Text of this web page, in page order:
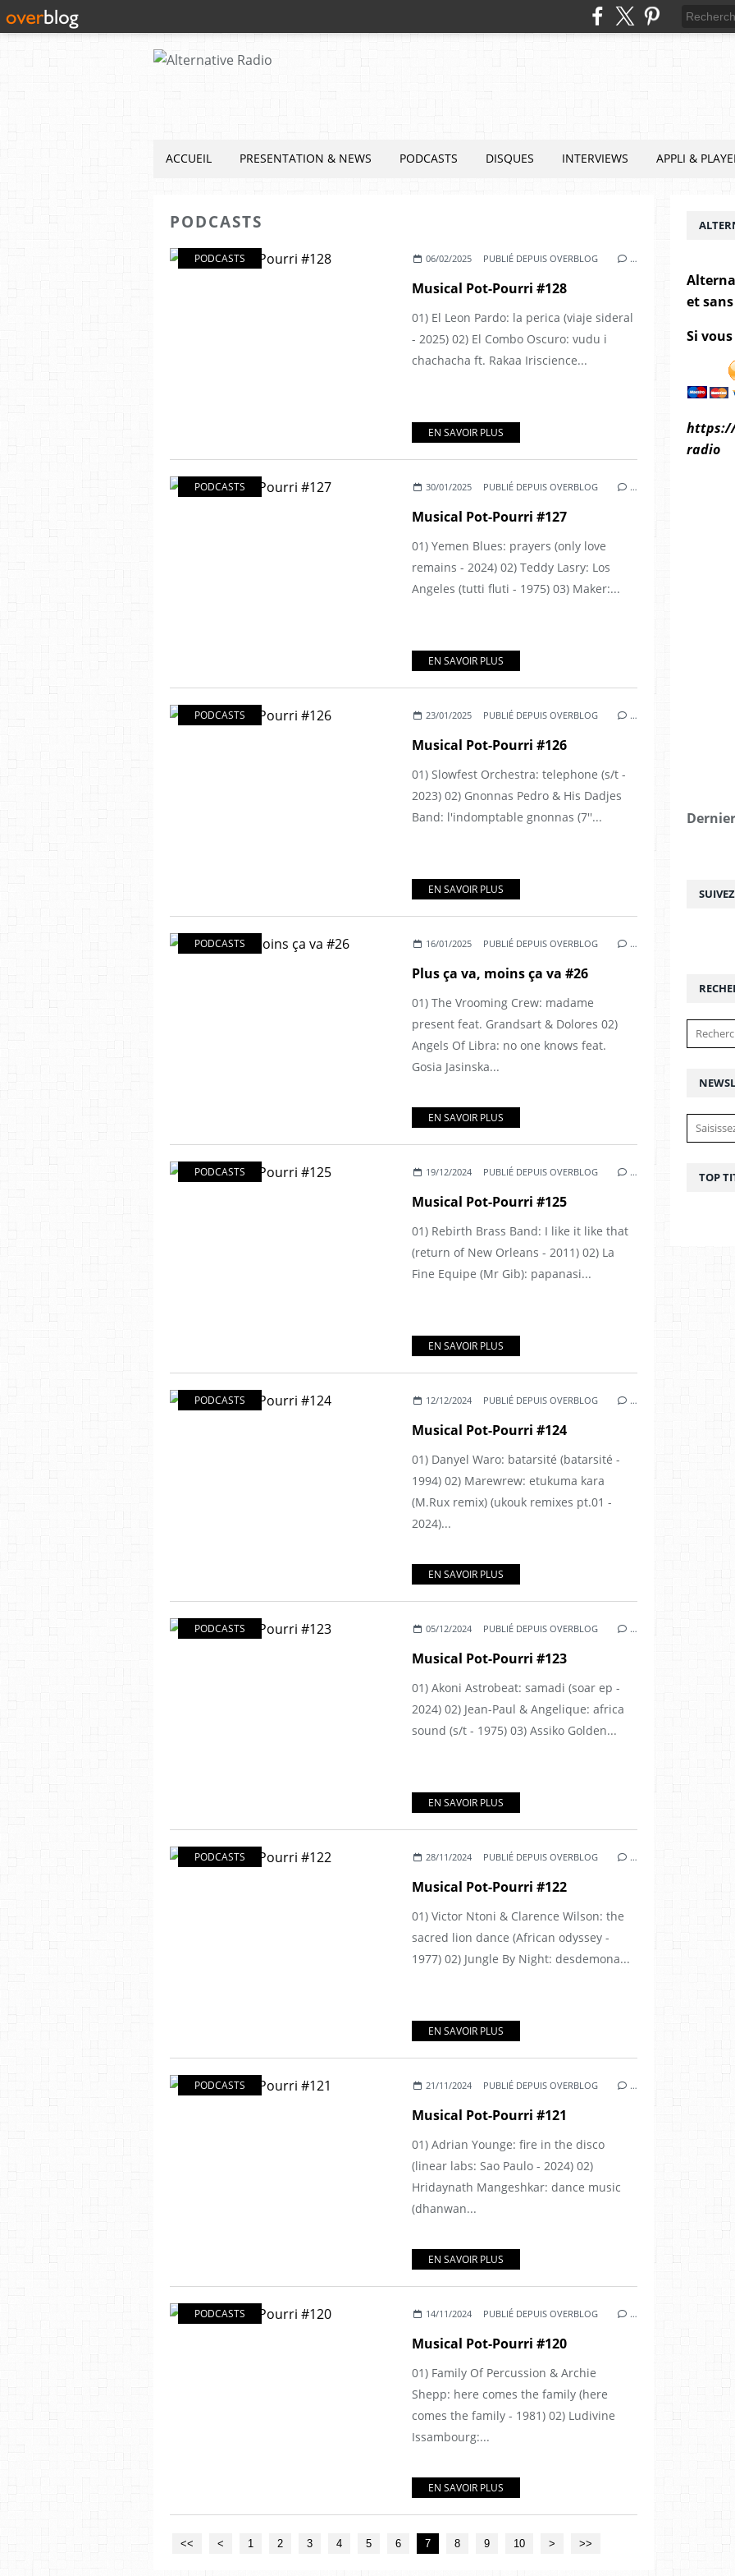
ACCUEIL PRESENTATION & NEWS PODCASTS DISQUES INTERVIEWS APPLI &
PODCASTS
PODCASTS 06/02/2025 PUBLIÉ DEPUIS OVERBLOG …
Musical Pot-Pourri #128
01) El Leon Pardo: la perica (viaje sideral
- 2025) 02) El Combo Oscuro: vudu i
chachacha ft. Rakaa Iriscience...
EN SAVOIR PLUS
PODCASTS 30/01/2025 PUBLIÉ DEPUIS OVERBLOG …
Musical Pot-Pourri #127
01) Yemen Blues: prayers (only love
remains - 2024) 02) Teddy Lasry: Los
Angeles (tutti fluti - 1975) 03) Maker:...
EN SAVOIR PLUS
PODCASTS 23/01/2025 PUBLIÉ DEPUIS OVERBLOG …
Musical Pot-Pourri #126
01) Slowfest Orchestra: telephone (s/t -
2023) 02) Gnonnas Pedro & His Dadjes
Band: l'indomptable gnonnas (7''...
EN SAVOIR PLUS
PODCASTS 16/01/2025 PUBLIÉ DEPUIS OVERBLOG …
Plus ça va, moins ça va #26
01) The Vrooming Crew: madame
present feat. Grandsart & Dolores 02)
Angels Of Libra: no one knows feat.
Gosia Jasinska...
EN SAVOIR PLUS
PODCASTS 19/12/2024 PUBLIÉ DEPUIS OVERBLOG …
Musical Pot-Pourri #125
01) Rebirth Brass Band: I like it like that
(return of New Orleans - 2011) 02) La
Fine Equipe (Mr Gib): papanasi...
EN SAVOIR PLUS
PODCASTS 12/12/2024 PUBLIÉ DEPUIS OVERBLOG …
Musical Pot-Pourri #124
01) Danyel Waro: batarsité (batarsité -
1994) 02) Marewrew: etukuma kara
(M.Rux remix) (ukouk remixes pt.01 -
2024)...
EN SAVOIR PLUS
PODCASTS 05/12/2024 PUBLIÉ DEPUIS OVERBLOG …
Musical Pot-Pourri #123
01) Akoni Astrobeat: samadi (soar ep -
2024) 02) Jean-Paul & Angelique: africa
sound (s/t - 1975) 03) Assiko Golden...
EN SAVOIR PLUS
PODCASTS 28/11/2024 PUBLIÉ DEPUIS OVERBLOG …
Musical Pot-Pourri #122
01) Victor Ntoni & Clarence Wilson: the
sacred lion dance (African odyssey -
1977) 02) Jungle By Night: desdemona...
EN SAVOIR PLUS
PODCASTS 21/11/2024 PUBLIÉ DEPUIS OVERBLOG …
Musical Pot-Pourri #121
01) Adrian Younge: fire in the disco
(linear labs: Sao Paulo - 2024) 02)
Hridaynath Mangeshkar: dance music
(dhanwan...
EN SAVOIR PLUS
PODCASTS 14/11/2024 PUBLIÉ DEPUIS OVERBLOG …
Musical Pot-Pourri #120
01) Family Of Percussion & Archie
Shepp: here comes the family (here
comes the family - 1981) 02) Ludivine
Issambourg:...
EN SAVOIR PLUS
<< < 1 2 3 4 5 6 7 8 9 10 20
> >>
et
Si
radio
TOP